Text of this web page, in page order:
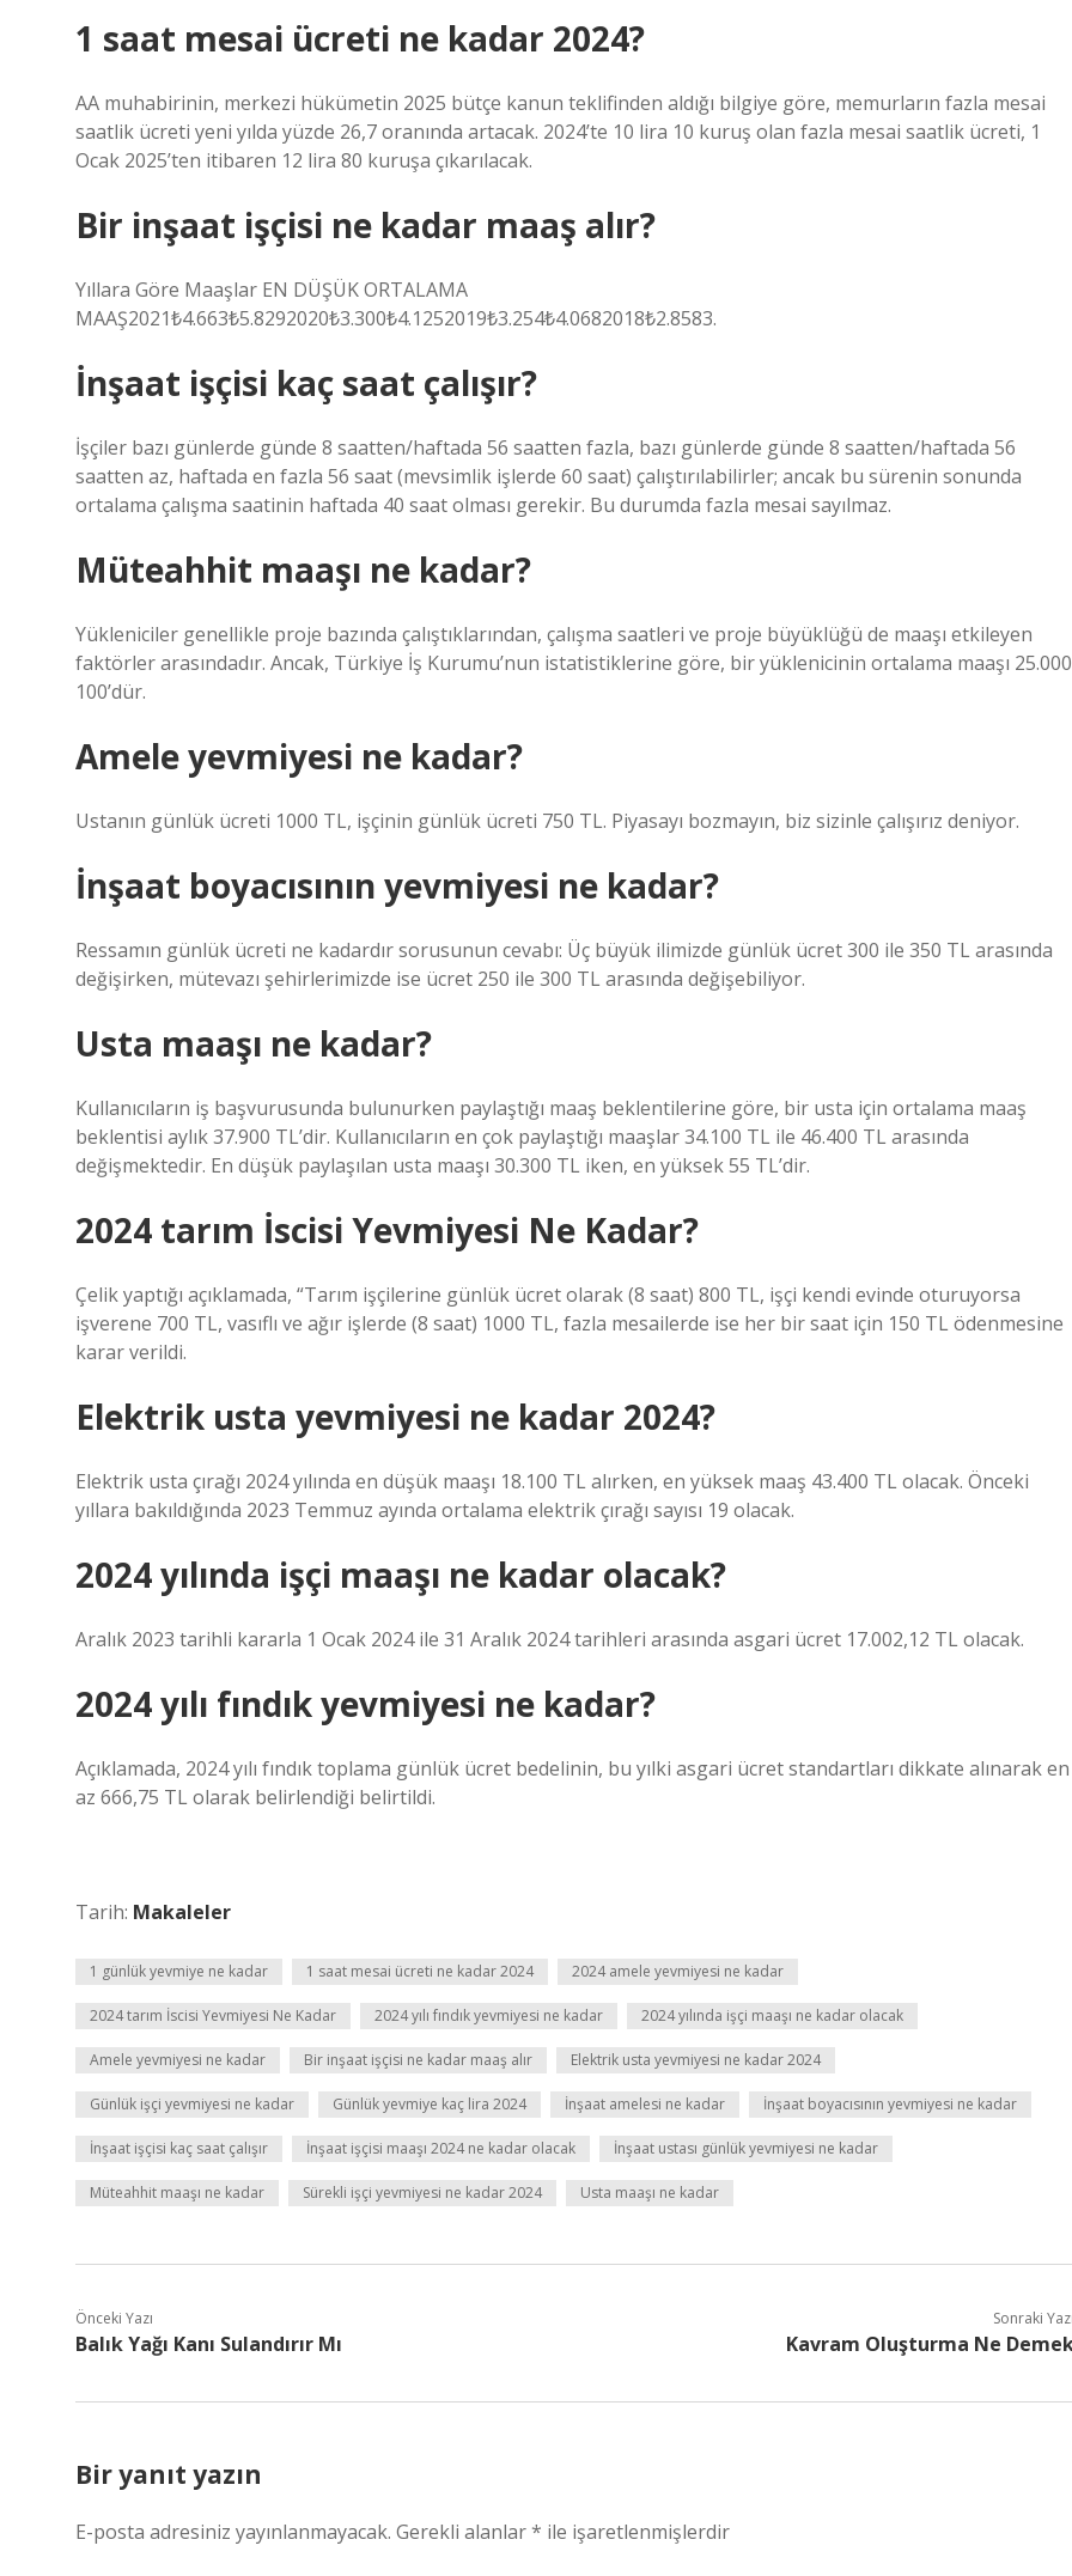
1 saat mesai ücreti ne kadar 2024?
AA muhabirinin, merkezi hükümetin 2025 bütçe kanun teklifinden aldığı bilgiye göre, memurların fazla mesai
saatlik ücreti yeni yılda yüzde 26,7 oranında artacak. 2024’te 10 lira 10 kuruş olan fazla mesai saatlik ücreti, 1
Ocak 2025’ten itibaren 12 lira 80 kuruşa çıkarılacak.
Bir inşaat işçisi ne kadar maaş alır?
Yıllara Göre Maaşlar EN DÜŞÜK ORTALAMA
MAAŞ2021₺4.663₺5.8292020₺3.300₺4.1252019₺3.254₺4.0682018₺2.8583.
İnşaat işçisi kaç saat çalışır?
İşçiler bazı günlerde günde 8 saatten/haftada 56 saatten fazla, bazı günlerde günde 8 saatten/haftada 56
saatten az, haftada en fazla 56 saat (mevsimlik işlerde 60 saat) çalıştırılabilirler; ancak bu sürenin sonunda
ortalama çalışma saatinin haftada 40 saat olması gerekir. Bu durumda fazla mesai sayılmaz.
Müteahhit maaşı ne kadar?
Yükleniciler genellikle proje bazında çalıştıklarından, çalışma saatleri ve proje büyüklüğü de maaşı etkileyen
faktörler arasındadır. Ancak, Türkiye İş Kurumu’nun istatistiklerine göre, bir yüklenicinin ortalama maaşı
100’dür.
Amele yevmiyesi ne kadar?
Ustanın günlük ücreti 1000 TL, işçinin günlük ücreti 750 TL. Piyasayı bozmayın, biz sizinle çalışırız deniyor.
İnşaat boyacısının yevmiyesi ne kadar?
Ressamın günlük ücreti ne kadardır sorusunun cevabı: Üç büyük ilimizde günlük ücret 300 ile 350 TL arasında
değişirken, mütevazı şehirlerimizde ise ücret 250 ile 300 TL arasında değişebiliyor.
Usta maaşı ne kadar?
Kullanıcıların iş başvurusunda bulunurken paylaştığı maaş beklentilerine göre, bir usta için ortalama maaş
beklentisi aylık 37.900 TL’dir. Kullanıcıların en çok paylaştığı maaşlar 34.100 TL ile 46.400 TL arasında
değişmektedir. En düşük paylaşılan usta maaşı 30.300 TL iken, en yüksek 55 TL’dir.
2024 tarım İscisi Yevmiyesi Ne Kadar?
Çelik yaptığı açıklamada, “Tarım işçilerine günlük ücret olarak (8 saat) 800 TL, işçi kendi evinde oturuyorsa
işverene 700 TL, vasıflı ve ağır işlerde (8 saat) 1000 TL, fazla mesailerde ise her bir saat için 150 TL ödenmesine
karar verildi.
Elektrik usta yevmiyesi ne kadar 2024?
Elektrik usta çırağı 2024 yılında en düşük maaşı 18.100 TL alırken, en yüksek maaş 43.400 TL olacak. Önceki
yıllara bakıldığında 2023 Temmuz ayında ortalama elektrik çırağı sayısı 19 olacak.
2024 yılında işçi maaşı ne kadar olacak?
Aralık 2023 tarihli kararla 1 Ocak 2024 ile 31 Aralık 2024 tarihleri ​​arasında asgari ücret 17.002,12 TL olacak.
2024 yılı fındık yevmiyesi ne kadar?
Açıklamada, 2024 yılı fındık toplama günlük ücret bedelinin, bu yılki asgari ücret standartları dikkate alınarak en
az 666,75 TL olarak belirlendiği belirtildi.
Tarih: Makaleler
1 günlük yevmiye ne kadar 1 saat mesai ücreti ne kadar 2024 2024 amele yevmiyesi ne kadar
2024 tarım İscisi Yevmiyesi Ne Kadar 2024 yılı fındık yevmiyesi ne kadar 2024 yılında işçi maaşı ne kadar olacak
Amele yevmiyesi ne kadar Bir inşaat işçisi ne kadar maaş alır Elektrik usta yevmiyesi ne kadar 2024
Günlük işçi yevmiyesi ne kadar Günlük yevmiye kaç lira 2024 İnşaat amelesi ne kadar İnşaat boyacısının yevmiyesi ne kadar
İnşaat işçisi kaç saat çalışır İnşaat işçisi maaşı 2024 ne kadar olacak İnşaat ustası günlük yevmiyesi ne kadar
Müteahhit maaşı ne kadar Sürekli işçi yevmiyesi ne kadar 2024 Usta maaşı ne kadar
Önceki Yazı
Balık Yağı Kanı Sulandırır Mı
Sonraki
Kavram Oluşturma Ne
Bir yanıt yazın
E-posta adresiniz yayınlanmayacak. Gerekli alanlar* ile işaretlenmişlerdir